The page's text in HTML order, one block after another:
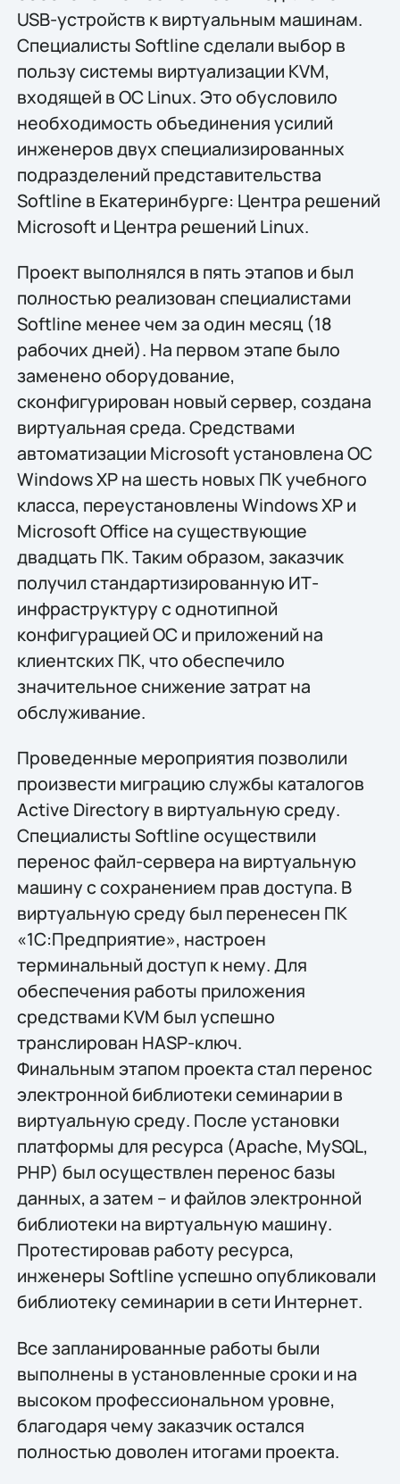
USB-устройств к виртуальным машинам.
Специалисты Softline сделали выбор в
пользу системы виртуализации KVM,
входящей в ОС Linux. Это обусловило
необходимость объединения усилий
инженеров двух специализированных
подразделений представительства
Softline в Екатеринбурге: Центра решений
Microsoft и Центра решений Linux.
Проект выполнялся в пять этапов и был
полностью реализован специалистами
Softline менее чем за один месяц (18
рабочих дней). На первом этапе было
заменено оборудование,
сконфигурирован новый сервер, создана
виртуальная среда. Средствами
автоматизации Microsoft установлена ОС
Windows XP на шесть новых ПК учебного
класса, переустановлены Windows XP и
Microsoft Office на существующие
двадцать ПК. Таким образом, заказчик
получил стандартизированную ИТ-
инфраструктуру с однотипной
конфигурацией ОС и приложений на
клиентских ПК, что обеспечило
значительное снижение затрат на
обслуживание.
Проведенные мероприятия позволили
произвести миграцию службы каталогов
Active Directory в виртуальную среду.
Специалисты Softline осуществили
перенос файл-сервера на виртуальную
машину с сохранением прав доступа. В
виртуальную среду был перенесен ПК
«1С:Предприятие», настроен
терминальный доступ к нему. Для
обеспечения работы приложения
средствами KVM был успешно
транслирован HASP-ключ.
Финальным этапом проекта стал перенос
электронной библиотеки семинарии в
виртуальную среду. После установки
платформы для ресурса (Apache, MySQL,
PHP) был осуществлен перенос базы
данных, а затем – и файлов электронной
библиотеки на виртуальную машину.
Протестировав работу ресурса,
инженеры Softline успешно опубликовали
библиотеку семинарии в сети Интернет.
Все запланированные работы были
выполнены в установленные сроки и на
высоком профессиональном уровне,
благодаря чему заказчик остался
полностью доволен итогами проекта.